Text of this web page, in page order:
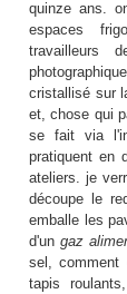
quinze ans.
espaces
travailleurs
cristallisé sur
et, chose qui
se fait via
pratiquent en
ateliers. je
découpe le
emballe les
d'ungaz
sel, comment
tapis